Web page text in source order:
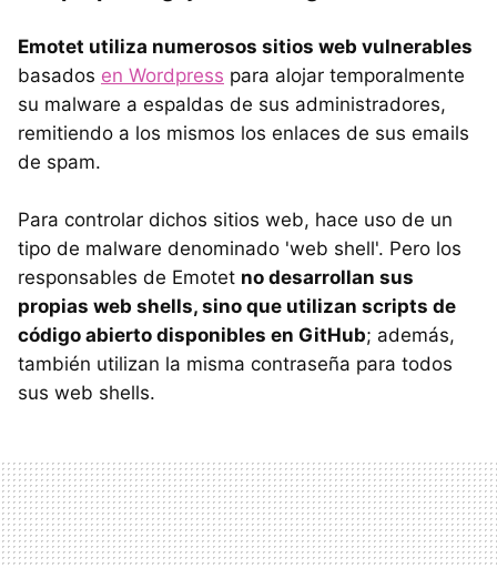
Emotet utiliza numerosos sitios web vulnerables
basados en Wordpress para alojar temporalmente
su malware a espaldas de sus administradores,
remitiendo a los mismos los enlaces de sus emails
de spam.
Para controlar dichos sitios web, hace uso de un
tipo de malware denominado 'web shell'. Pero los
responsables de Emotet no desarrollan sus
propias web shells, sino que utilizan scripts de
código abierto disponibles en GitHub; además,
también utilizan la misma contraseña para todos
sus web shells.